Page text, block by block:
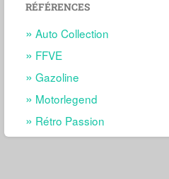
RÉFÉRENCES
Auto Collection
FFVE
Gazoline
Motorlegend
Rétro Passion